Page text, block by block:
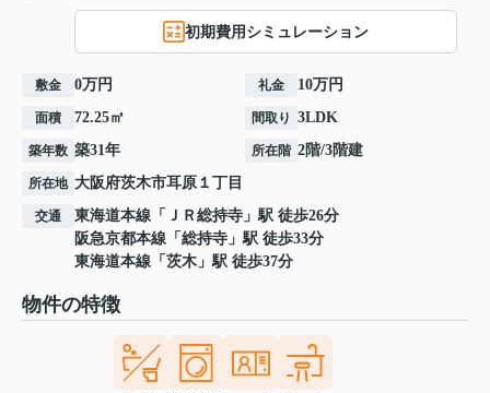
初期費用シミュレーション
敷金 0万円 礼金 10万円
面積 72.25㎡ 間取り 3LDK
築年数 築31年 所在階 2階/3階建
所在地 大阪府茨木市耳原 １丁目
交通 東海道本線 「 ＪＲ総持寺 」駅 徒歩26分
阪急京都本線 「 総持寺 」駅 徒歩33分
東海道本線 「 茨木 」駅 徒歩37分
物件の特徴